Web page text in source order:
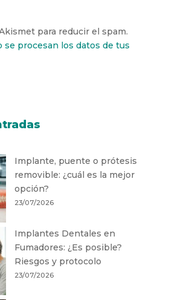
para reducir el spam.
se procesan los datos de tus
Implante, puente o prótesis
removible: ¿cuál es la mejor
opción?
23/07/2026
Implantes Dentales en
Fumadores: ¿Es posible?
Riesgos y protocolo
23/07/2026